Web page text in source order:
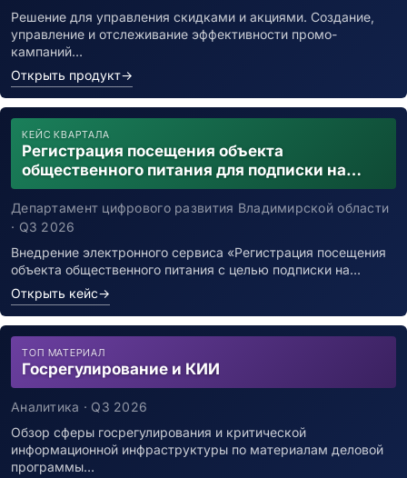
Решение для управления скидками и акциями. Создание,
управление и отслеживание эффективности промо-
кампаний…
Открыть продукт→
КЕЙС КВАРТАЛА
Регистрация посещения объекта
общественного питания для подписки на
уведомления о возможном контакте с
заболевшим новой коронавирусной
инфекцией
Департамент цифрового развития Владимирской области
· Q3 2026
Внедрение электронного сервиса «Регистрация посещения
объекта общественного питания с целью подписки на…
Открыть кейс→
ТОП МАТЕРИАЛ
Госрегулирование и КИИ
Аналитика · Q3 2026
Обзор сферы госрегулирования и критической
информационной инфраструктуры по материалам деловой
программы…